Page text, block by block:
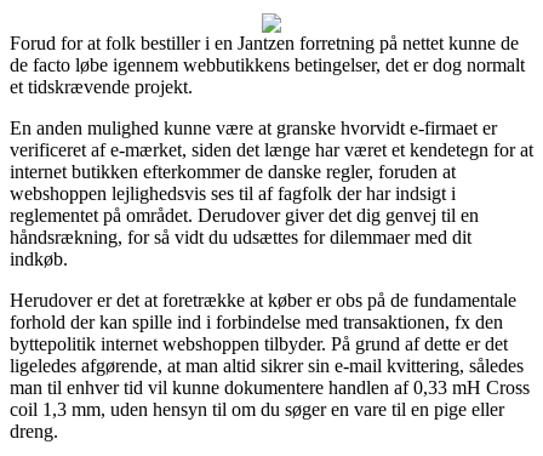
Forud for at folk bestiller i en Jantzen forretning på nettet kunne de
de facto løbe igennem webbutikkens betingelser, det er dog normalt
et tidskrævende projekt.
En anden mulighed kunne være at granske hvorvidt e-firmaet er
verificeret af e-mærket, siden det længe har været et kendetegn for at
internet butikken efterkommer de danske regler, foruden at
webshoppen lejlighedsvis ses til af fagfolk der har indsigt i
reglementet på området. Derudover giver det dig genvej til en
håndsrækning, for så vidt du udsættes for dilemmaer med dit
indkøb.
Herudover er det at foretrække at køber er obs på de fundamentale
forhold der kan spille ind i forbindelse med transaktionen, fx den
byttepolitik internet webshoppen tilbyder. På grund af dette er det
ligeledes afgørende, at man altid sikrer sin e-mail kvittering, således
man til enhver tid vil kunne dokumentere handlen af 0,33 mH Cross
coil 1,3 mm, uden hensyn til om du søger en vare til en pige eller
dreng.